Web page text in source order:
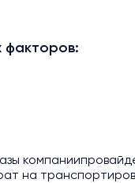
факторов:
на